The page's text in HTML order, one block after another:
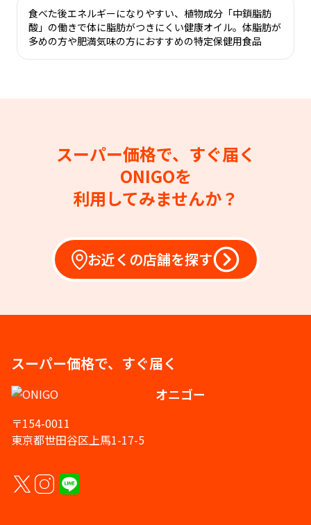
食べた後エネルギーになりやすい、植物成分「中鎖脂肪
酸」の働きで体に脂肪がつきにくい健康オイル。体脂肪が
多めの方や肥満気味の方におすすめの特定保健用食品
スーパー価格で、すぐ届く
ONIGOを
利用してみませんか？
お近くの店舗を探す
スーパー価格で、すぐ届く
オニゴー
〒154-0011
東京都世田谷区上馬1-17-5